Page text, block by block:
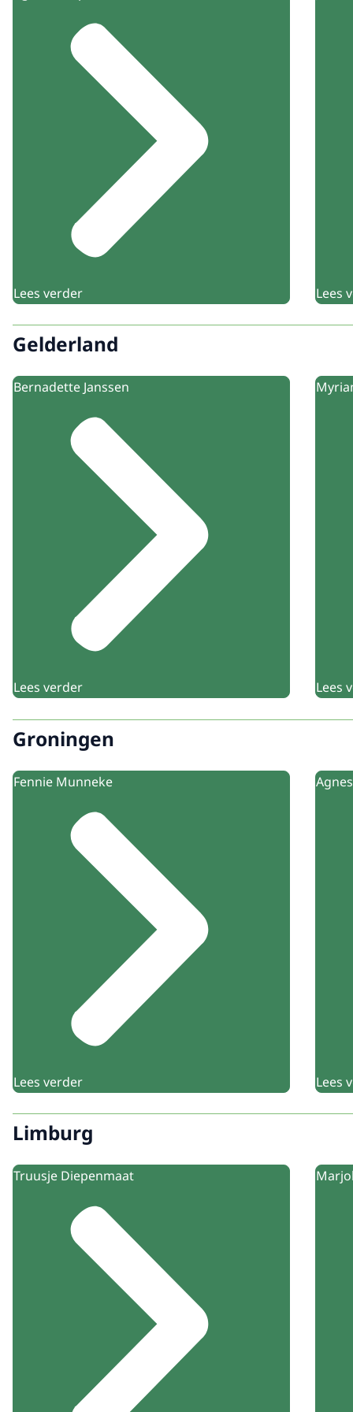
Lees verder Lees
Gelderland
Bernadette Janssen
Lees verder Lees
Groningen
Fennie Munneke
Lees verder Lees
Limburg
Truusje Diepenmaat